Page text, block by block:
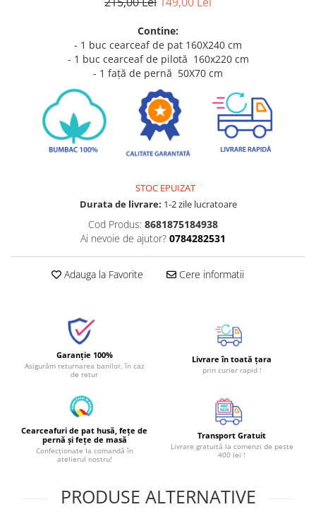
Contine:
- 1 buc cearceaf de pat 160X240 cm
- 1 buc cearceaf de pilotă 160x220 cm
- 1 față de pernă 50X70 cm
STOC EPUIZAT
Durata de livrare: 1-2 zile lucratoare
Cod Produs: 8681875184938
Ai nevoie de ajutor? 0784282531
Adauga la Favorite Cere informatii
Garanție 100%
Asigurăm returnarea banilor, în caz
de retur
Livrare în toată țara
prin curier rapid !
Cearceafuri de pat husă, fețe de
pernă și fețe de masă
Confecționate la comandă în
atelierul nostru!
Transport Gratuit
Livrare gratuită la comenzi de peste
400 lei !
PRODUSE ALTERNATIVE